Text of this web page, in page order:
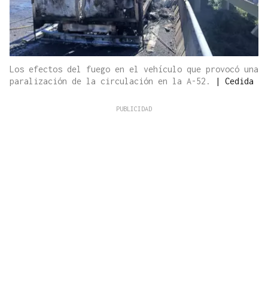
Los efectos del fuego en el vehículo que provocó una
paralización de la circulación en la A-52.
| Cedida